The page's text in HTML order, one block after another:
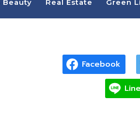
Beauty Real Estate Green
Facebook
Line